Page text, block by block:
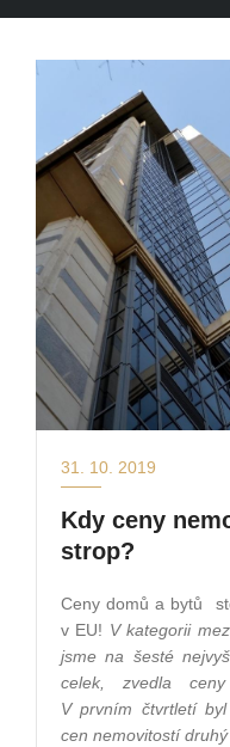
31. 10. 2019
Kdy ceny
strop?
Ceny domů a bytů
v EU! V kategorii
jsme na šesté
celek,
zvedla
V prvním čtvrtletí
cen nemovitostí